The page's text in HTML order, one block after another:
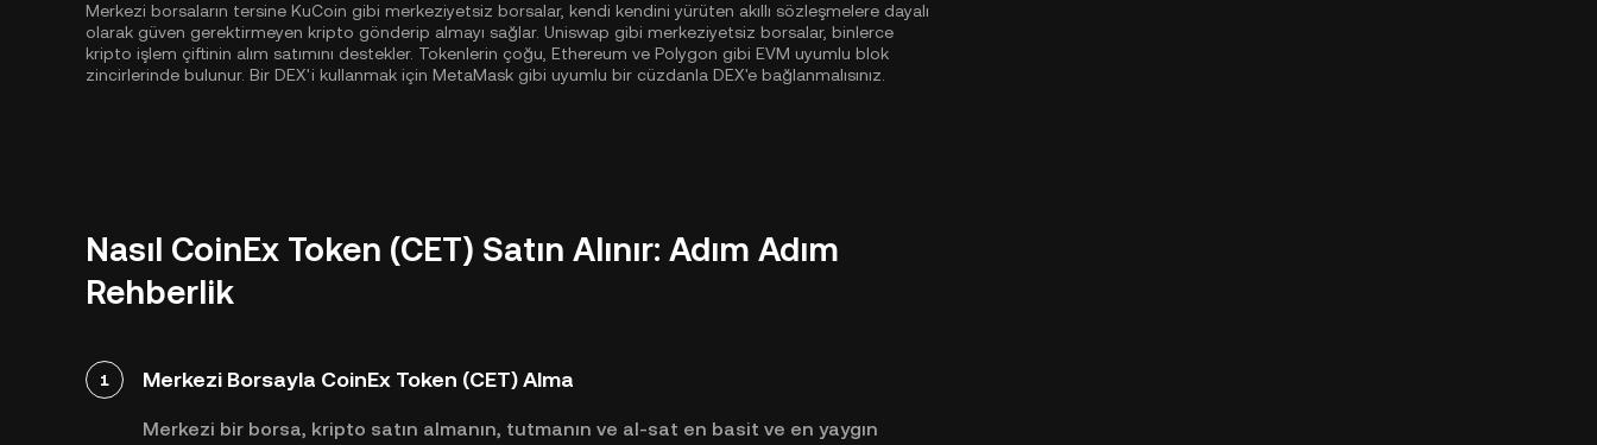
Merkezi borsaların tersine KuCoin gibi merkeziyetsiz borsalar, kendi kendini yürüten akıllı sözleşmelere dayalı
olarak güven gerektirmeyen kripto gönderip almayı sağlar. Uniswap gibi merkeziyetsiz borsalar, binlerce
kripto işlem çiftinin alım satımını destekler. Tokenlerin çoğu, Ethereum ve Polygon gibi EVM uyumlu blok
zincirlerinde bulunur. Bir DEX'i kullanmak için MetaMask gibi uyumlu bir cüzdanla DEX'e bağlanmalısınız.
Nasıl CoinEx Token (CET) Satın Alınır: Adım Adım
Rehberlik
1 Merkezi Borsayla CoinEx Token (CET) Alma
Merkezi bir borsa, kripto satın almanın, tutmanın ve al-sat en basit ve en yaygın